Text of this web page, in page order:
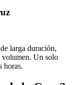
larga duración,
volumen. Un solo
horas.